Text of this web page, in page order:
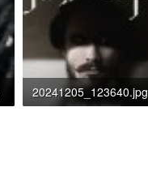
20241205_123640.jpg